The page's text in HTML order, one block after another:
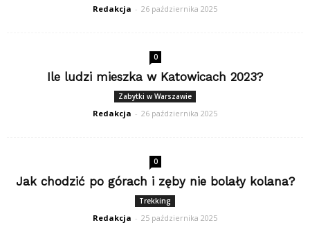
Redakcja - 26 października 2025
0
Ile ludzi mieszka w Katowicach 2023?
Zabytki w Warszawie
Redakcja - 26 października 2025
0
Jak chodzić po górach i zęby nie bolały kolana?
Trekking
Redakcja - 25 października 2025